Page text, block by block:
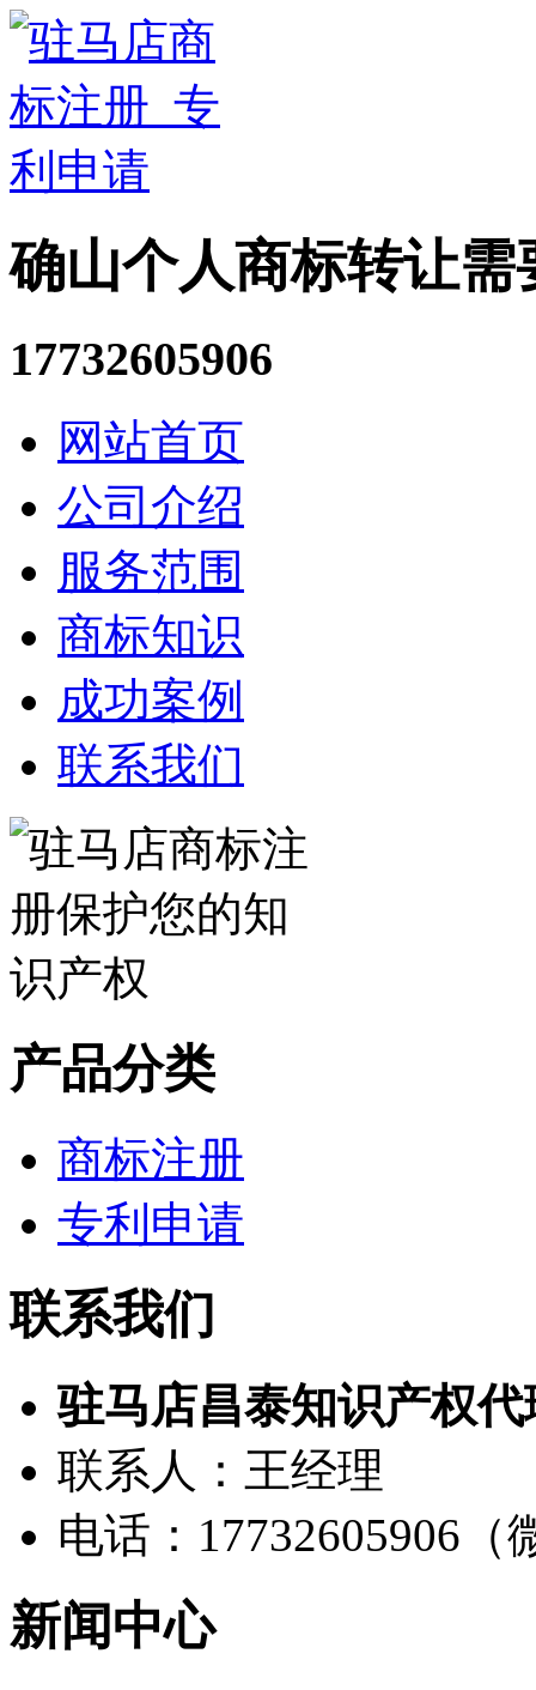
确山个人商标转让
17732605906
网站首页
公司介绍
服务范围
商标知识
成功案例
联系我们
产品分类
商标注册
专利申请
联系我们
驻马店昌泰知识产权
联系人：王经理
电话：17732605906（
新闻中心